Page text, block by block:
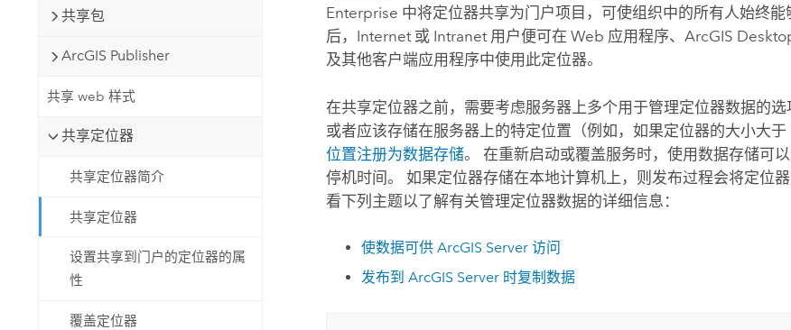
共享包
ArcGIS Publisher
共享 web 样式
共享定位器
共享定位器简介
共享定位器
设置共享到门户的定位器的属
性
覆盖定位器
Enterprise 中将定位器共享为门户项目，可使组织中的所有人始终能
后，Internet 或 Intranet 用户便可在 Web 应用程序、ArcGIS
及其他客户端应用程序中使用此定位器。
在共享定位器之前，需要考虑服务器上多个用于管理定位器数据的
或者应该存储在服务器上的特定位置（例如，如果定位器的大小大于
位置注册为数据存储。 在重新启动或覆盖服务时，使用数据存储可
停机时间。 如果定位器存储在本地计算机上，则发布过程会将定位
看下列主题以了解有关管理定位器数据的详细信息：
使数据可供 ArcGIS Server访问
发布到 ArcGIS Server时复制数据